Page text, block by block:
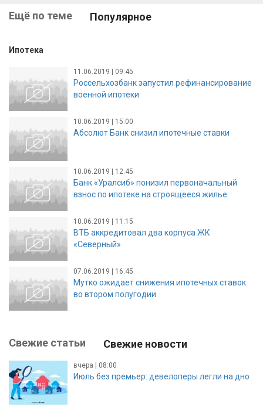
Ещё по теме Популярное
Ипотека
11.06.2019 | 09:45
Россельхозбанк запустил рефинансирование
военной ипотеки
10.06.2019 | 15:00
Абсолют Банк снизил ипотечные ставки
10.06.2019 | 12:45
Банк «Уралсиб» понизил первоначальный
взнос по ипотеке на строящееся жилье
10.06.2019 | 11:15
ВТБ аккредитовал два корпуса ЖК
«Северный»
07.06.2019 | 16:45
Мутко ожидает снижения ипотечных ставок
во втором полугодии
Свежие статьи Свежие новости
вчера | 08:00
Июль без премьер: девелоперы легли на дно